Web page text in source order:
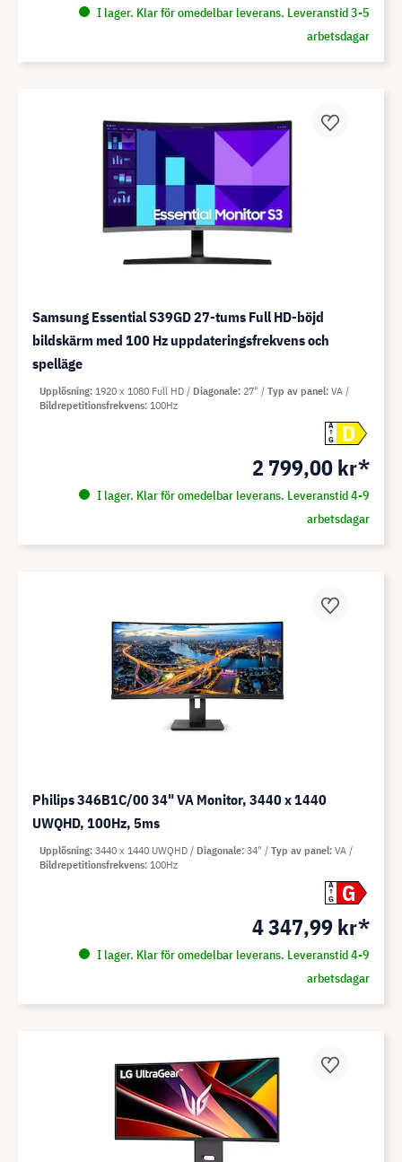
I lager. Klar för omedelbar leverans. Leveranstid 3-5
arbetsdagar
Samsung Essential S39GD 27-tums Full HD-böjd
bildskärm med 100 Hz uppdateringsfrekvens och
spelläge
A
G
D
2 799,00 kr*
I lager. Klar för omedelbar leverans. Leveranstid 4-9
arbetsdagar
Upplösning 1920 x 1080 Full HD Diagonale 27" Typ av panel VA
Bildrepetitionsfrekvens 100Hz
Philips 346B1C/00 34" VA Monitor, 3440 x 1440
UWQHD, 100Hz, 5ms
A
G
G
4 347,99 kr*
I lager. Klar för omedelbar leverans. Leveranstid 4-9
arbetsdagar
Upplösning 3440 x 1440 UWQHD Diagonale 34" Typ av panel VA
Bildrepetitionsfrekvens 100Hz